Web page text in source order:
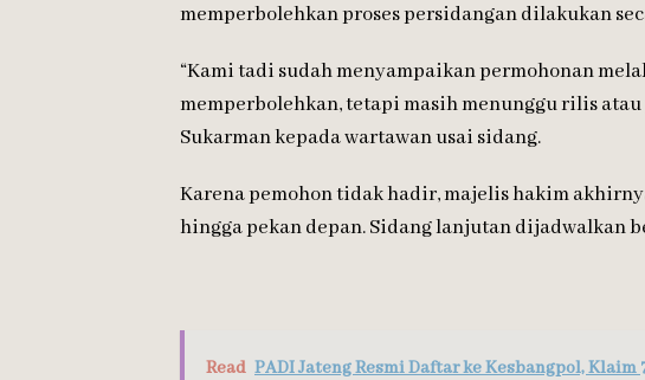
memperbolehkan proses persidangan dilakukan
“Kami tadi sudah menyampaikan permohonan
memperbolehkan, tetapi masih menunggu rilis
Sukarman kepada wartawan usai sidang.
Karena pemohon tidak hadir, majelis hakim
hingga pekan depan. Sidang lanjutan dijadwalkan
Read PADI Jateng Resmi Daftar ke Kesbangpol,